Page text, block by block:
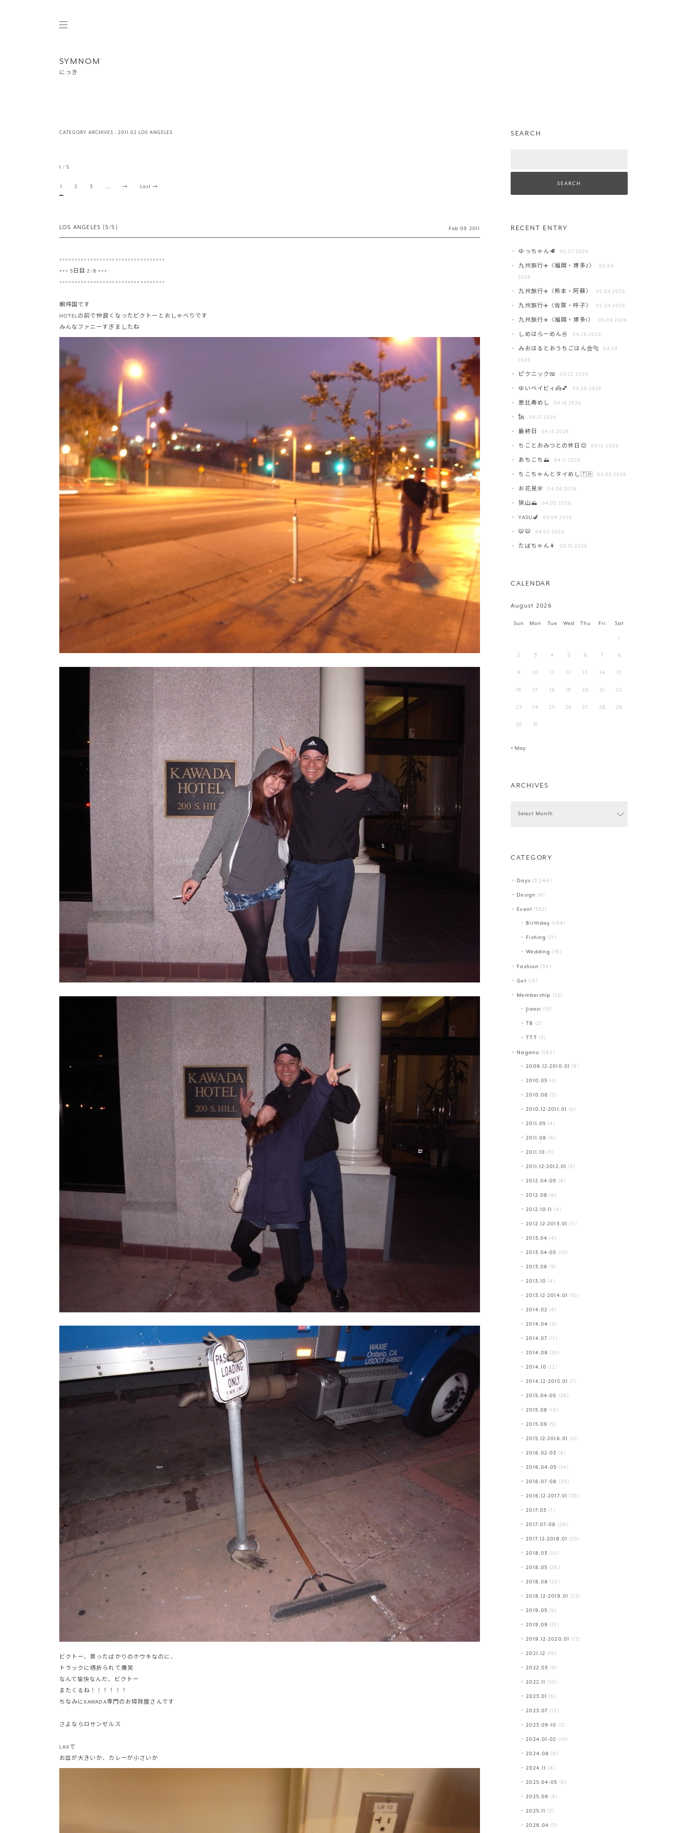
SYMNOM
にっき
CATEGORY ARCHIVES : 2011.02 LOS ANGELES
1 / 5
1 2 3 ... → Last →
LOS ANGELES [5/5] Feb 09 2011
==================================
+++ 5日目 2/8 +++
==================================
朝帰国です
HOTELの前で仲良くなったビクトーとおしゃべりです
みんなファニーすぎましたね
ビクトー、買ったばかりのホウキなのに、
トラックに柄折られて爆笑
なんて愉快なんだ、ビクトー
またくるね！！！！！！
ちなみにKAWADA専門のお掃除屋さんです
さよならロサンゼルス
LAXで
お皿が大きいか、カレーが小さいか
SEARCH
RECENT ENTRY
ゆっちゃん🥩 05.07 2026
九州旅行✈️〈福岡・博多2〉
05.04
2026
九州旅行✈️〈熊本・阿蘇〉 05.04 2026
九州旅行✈️〈佐賀・呼子〉 05.04 2026
九州旅行✈️〈福岡・博多1〉 05.04 2026
しめはらーめん🍜 04.26 2026
みおはるとおうちごはん会🐅
04.24
2026
ピクニック🍱 04.22 2026
ゆいベイビィ👼💕 04.20 2026
恵比寿めし 04.18 2026
🗽 04.17 2026
最終日 04.13 2026
ちことおみつとの休日😌 04.12 2026
あちこち⛰️ 04.11 2026
ちこちゃんとタイめし🇹🇭 04.09 2026
お花見🌸 04.08 2026
狭山⛰️ 04.05 2026
YASU🍆 04.04 2026
🐯🐯 04.02 2026
たばちゃん👩 03.31 2026
CALENDAR
August 2026
Sun Mon Tue Wed Thu Fri Sat
1
2 3 4 5 6 7 8
9 10 11 12 13 14 15
16 17 18 19 20 21 22
23 24 25 26 27 28 29
30 31
« May
ARCHIVES
CATEGORY
Days (3,244)
Design (6)
Event (552)
Birthday (164)
Fishing (11)
Wedding (19)
Fashion (34)
Get (18)
Membership (22)
Jiaozi (15)
TB (2)
TTT (3)
Nagano (582)
2009.12-2010.01 (6)
2010.05 (4)
2010.08 (5)
2010.12-2011.01 (6)
2011.05 (4)
2011.08 (6)
2011.10 (3)
2011.12-2012.01 (5)
2012.04-05 (8)
2012.08 (6)
2012.10-11 (4)
2012.12-2013.01 (11)
2013.04 (4)
2013.04-05 (10)
2013.08 (5)
2013.10 (4)
2013.12-2014.01 (10)
2014.02 (4)
2014.04 (9)
2014.07 (11)
2014.08 (10)
2014.10 (12)
2014.12-2015.01 (7)
2015.04-05 (26)
2015.08 (10)
2015.09 (5)
2015.12-2016.01 (21)
2016.02-03 (8)
2016.04-05 (14)
2016.07-08 (30)
2016.12-2017.01 (33)
2017.03 (7)
2017.07-08 (28)
2017.12-2018.01 (20)
2018.03 (10)
2018.05 (26)
2018.08 (25)
2018.12-2019.01 (23)
2019.05 (9)
2019.09 (15)
2019.12-2020.01 (13)
2021.12 (15)
2022.03 (9)
2022.11 (10)
2023.01 (6)
2023.07 (13)
2023.09-10 (3)
2024.01-02 (10)
2024.08 (8)
2024.11 (8)
2025.04-05 (6)
2025.09 (9)
2025.11 (3)
2026.04 (5)